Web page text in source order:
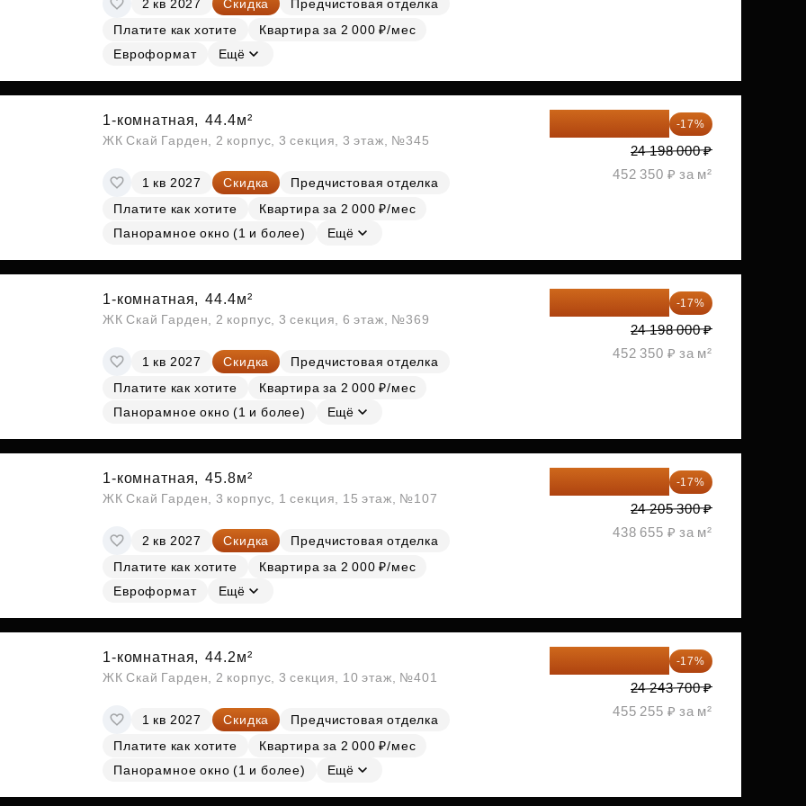
Субсидии
2 кв 2027 Скидка
Предчистовая отделка
Платите как хотите
Квартира за 2 000 ₽/мес
Евроформат
Ещё
1-комнатная, 44.4м²
ЖК Скай Гарден, 2 корпус, 3 секция, 3 этаж, №345
1 кв 2027 Скидка
Предчистовая отделка
Платите как хотите
Квартира за 2 000 ₽/мес
Панорамное окно (1 и более)
Ещё
-17%
24 198 000 ₽
452 350 ₽ за м²
1-комнатная, 44.4м²
ЖК Скай Гарден, 2 корпус, 3 секция, 6 этаж, №369
1 кв 2027 Скидка
Предчистовая отделка
Платите как хотите
Квартира за 2 000 ₽/мес
Панорамное окно (1 и более)
Ещё
-17%
24 198 000 ₽
452 350 ₽ за м²
1-комнатная, 45.8м²
ЖК Скай Гарден, 3 корпус, 1 секция, 15 этаж, №107
2 кв 2027 Скидка
Предчистовая отделка
Платите как хотите
Квартира за 2 000 ₽/мес
Евроформат
Ещё
-17%
24 205 300 ₽
438 655 ₽ за м²
1-комнатная, 44.2м²
ЖК Скай Гарден, 2 корпус, 3 секция, 10 этаж, №401
1 кв 2027 Скидка
Предчистовая отделка
Платите как хотите
Квартира за 2 000 ₽/мес
Панорамное окно (1 и более)
Ещё
-17%
24 243 700 ₽
455 255 ₽ за м²